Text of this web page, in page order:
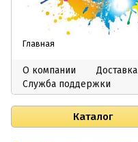
Главная
О компании Доставка
Служба поддержки
Каталог